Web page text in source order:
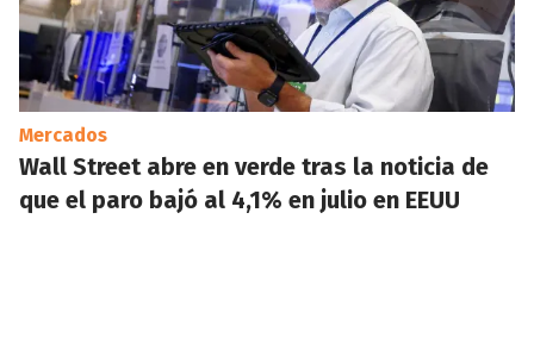
Mercados
Wall Street abre en verde tras la noticia de
que el paro bajó al 4,1% en julio en EEUU